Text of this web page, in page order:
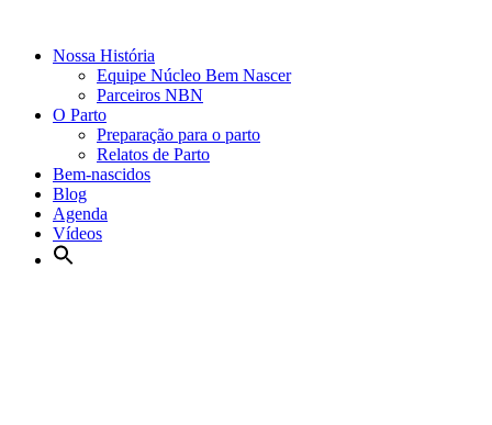
Nossa História
Equipe Núcleo Bem Nascer
Parceiros NBN
O Parto
Preparação para o parto
Relatos de Parto
Bem-nascidos
Blog
Agenda
Vídeos